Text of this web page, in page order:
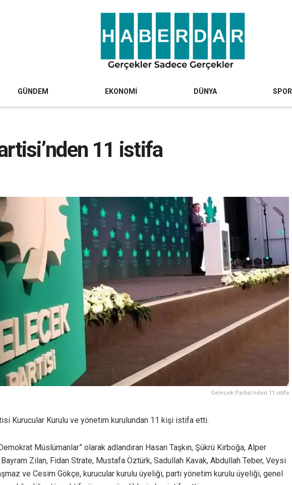
GÜNDEM EKONOMİ DÜNYA SPOR
11 istifa
Gelecek Partisi'nden 11 istifa
Kurucular Kurulu ve yönetim kurulundan 11 kişi istifa etti.
Müslümanlar” olarak adlandıran Hasan Taşkın, Şükrü Kırboğa, Alper
Bayram Zilan, Fidan Strate, Mustafa Öztürk, Sadullah Kavak, Abdullah Teber, Veysi
ve Cesim Gökçe, kurucular kurulu üyeliği, parti yönetim kurulu üyeliği, genel